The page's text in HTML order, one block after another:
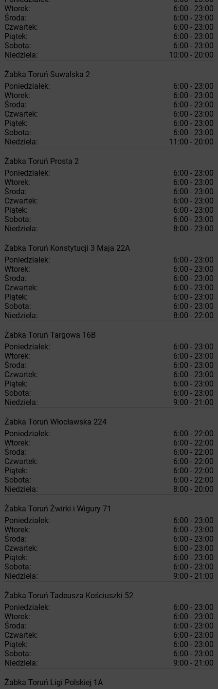
Wtorek:
6:00 - 23:00
Środa:
6:00 - 23:00
Czwartek:
6:00 - 23:00
Piątek:
6:00 - 23:00
Sobota:
6:00 - 23:00
Niedziela:
10:00 - 20:00
Żabka Toruń Suwalska 2
Poniedziałek:
6:00 - 23:00
Wtorek:
6:00 - 23:00
Środa:
6:00 - 23:00
Czwartek:
6:00 - 23:00
Piątek:
6:00 - 23:00
Sobota:
6:00 - 23:00
Niedziela:
11:00 - 20:00
Żabka Toruń Prosta 2
Poniedziałek:
6:00 - 23:00
Wtorek:
6:00 - 23:00
Środa:
6:00 - 23:00
Czwartek:
6:00 - 23:00
Piątek:
6:00 - 23:00
Sobota:
6:00 - 23:00
Niedziela:
8:00 - 23:00
Żabka Toruń Konstytucji 3 Maja 22A
Poniedziałek:
6:00 - 23:00
Wtorek:
6:00 - 23:00
Środa:
6:00 - 23:00
Czwartek:
6:00 - 23:00
Piątek:
6:00 - 23:00
Sobota:
6:00 - 23:00
Niedziela:
8:00 - 22:00
Żabka Toruń Targowa 16B
Poniedziałek:
6:00 - 23:00
Wtorek:
6:00 - 23:00
Środa:
6:00 - 23:00
Czwartek:
6:00 - 23:00
Piątek:
6:00 - 23:00
Sobota:
6:00 - 23:00
Niedziela:
9:00 - 21:00
Żabka Toruń Włocławska 224
Poniedziałek:
6:00 - 22:00
Wtorek:
6:00 - 22:00
Środa:
6:00 - 22:00
Czwartek:
6:00 - 22:00
Piątek:
6:00 - 22:00
Sobota:
6:00 - 22:00
Niedziela:
8:00 - 20:00
Żabka Toruń Żwirki i Wigury 71
Poniedziałek:
6:00 - 23:00
Wtorek:
6:00 - 23:00
Środa:
6:00 - 23:00
Czwartek:
6:00 - 23:00
Piątek:
6:00 - 23:00
Sobota:
6:00 - 23:00
Niedziela:
9:00 - 21:00
Żabka Toruń Tadeusza Kościuszki 52
Poniedziałek:
6:00 - 23:00
Wtorek:
6:00 - 23:00
Środa:
6:00 - 23:00
Czwartek:
6:00 - 23:00
Piątek:
6:00 - 23:00
Sobota:
6:00 - 23:00
Niedziela:
9:00 - 21:00
Żabka Toruń Ligi Polskiej 1A